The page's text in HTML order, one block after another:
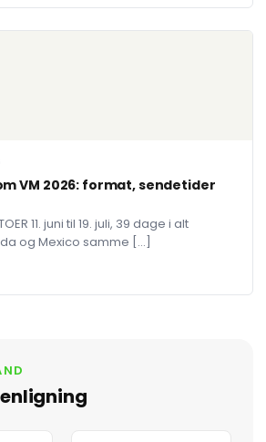
VM 2026: format, sendetider
11. juni til 19. juli, 39 dage i alt
og Mexico samme […]